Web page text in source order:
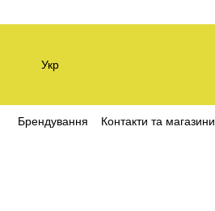
Укр
Брендування Контакти та магазини